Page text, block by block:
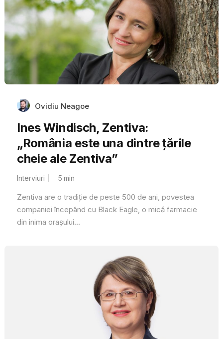
Ovidiu Neagoe
Ines Windisch, Zentiva:
„România este una dintre țările
cheie ale Zentiva”
Interviuri 5 min
Zentiva are o tradiție de peste 500 de ani, povestea
companiei începând cu Black Eagle, o mică farmacie
din inima orașului...